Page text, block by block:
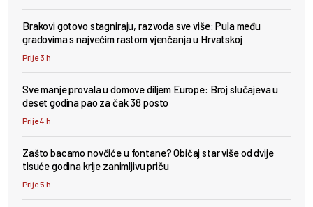
Brakovi gotovo stagniraju, razvoda sve više: Pula među
gradovima s najvećim rastom vjenčanja u Hrvatskoj
Prije 3 h
Sve manje provala u domove diljem Europe: Broj slučajeva u
deset godina pao za čak 38 posto
Prije 4 h
Zašto bacamo novčiće u fontane? Običaj star više od dvije
tisuće godina krije zanimljivu priču
Prije 5 h